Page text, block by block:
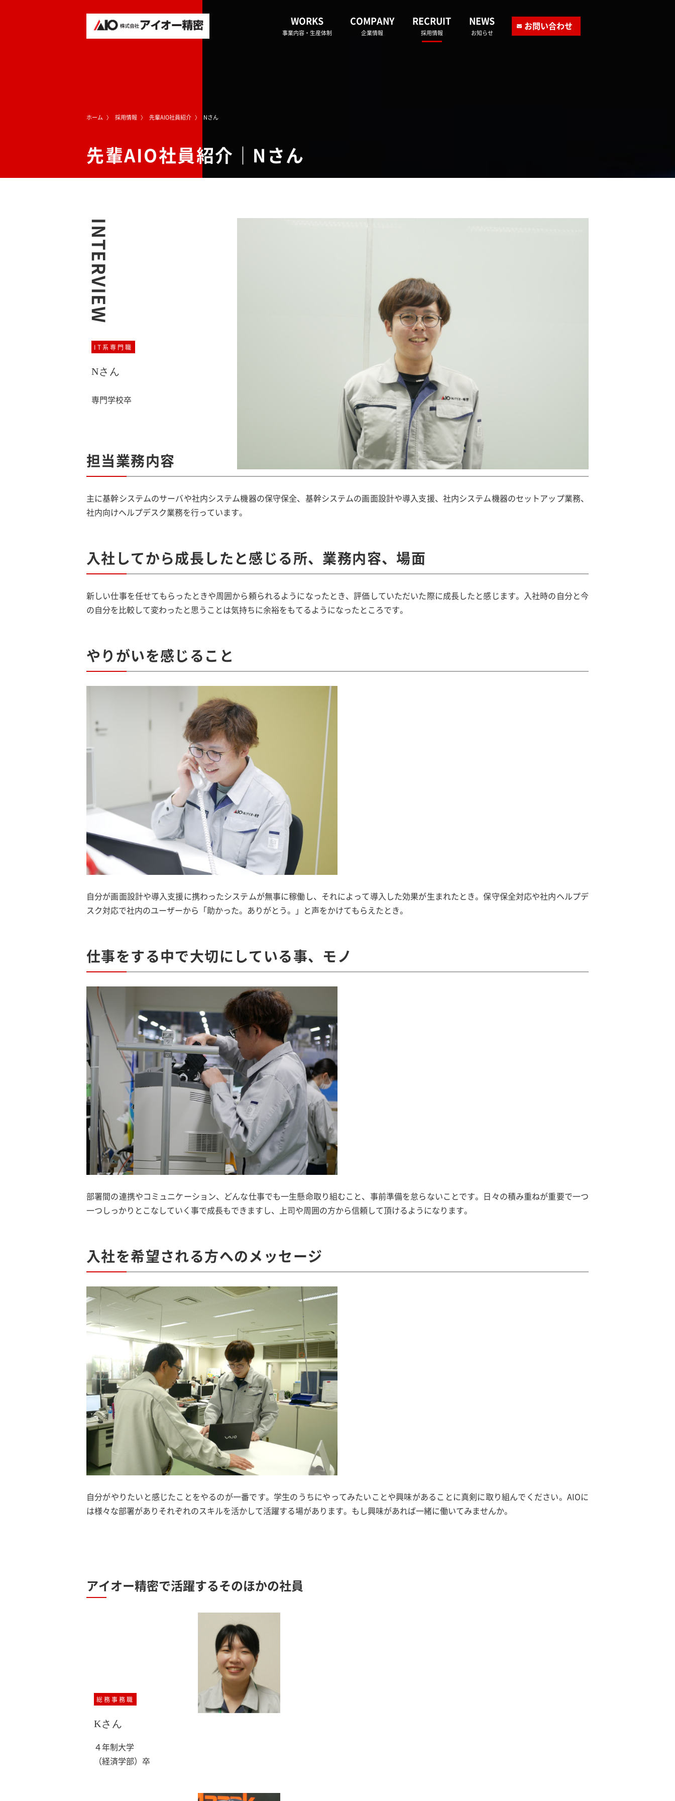
WORKS
事業内容・生産体制
COMPANY
企業情報
RECRUIT
採用情報
NEWS
お知らせ
お問い合わせ
ホーム 採用情報 先輩AIO社員紹介 Nさん
先輩AIO社員紹介｜Nさん
INTERVIEW
IT系専門職
Nさん
専門学校卒
担当業務内容
主に基幹システムのサーバや社内システム機器の保守保全、基幹システムの画面設計や導入支援、社内システム機器のセットアップ業務、
社内向けヘルプデスク業務を行っています。
入社してから成長したと感じる所、業務内容、場面
新しい仕事を任せてもらったときや周囲から頼られるようになったとき、評価していただいた際に成長したと感じます。入社時の自分と今
の自分を比較して変わったと思うことは気持ちに余裕をもてるようになったところです。
やりがいを感じること
自分が画面設計や導入支援に携わったシステムが無事に稼働し、それによって導入した効果が生まれたとき。保守保全対応や社内ヘルプデ
スク対応で社内のユーザーから「助かった。ありがとう。」と声をかけてもらえたとき。
仕事をする中で大切にしている事、モノ
部署間の連携やコミュニケーション、どんな仕事でも一生懸命取り組むこと、事前準備を怠らないことです。日々の積み重ねが重要で一つ
一つしっかりとこなしていく事で成長もできますし、上司や周囲の方から信頼して頂けるようになります。
入社を希望される方へのメッセージ
自分がやりたいと感じたことをやるのが一番です。学生のうちにやってみたいことや興味があることに真剣に取り組んでください。AIOに
は様々な部署がありそれぞれのスキルを活かして活躍する場があります。もし興味があれば一緒に働いてみませんか。
アイオー精密で活躍するそのほかの社員
総務事務職
Kさん
４年制大学
（経済学部）卒